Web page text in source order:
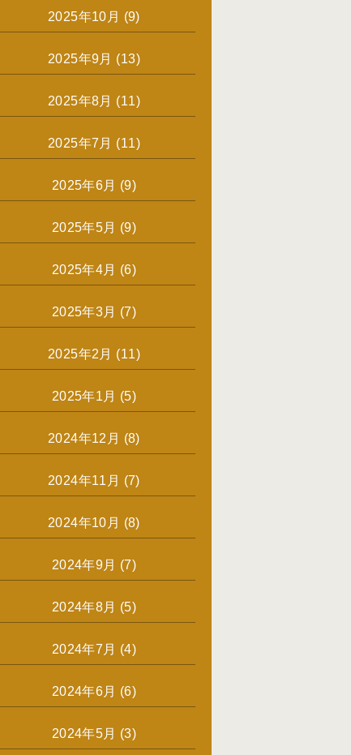
2025年10月 (9)
2025年9月 (13)
2025年8月 (11)
2025年7月 (11)
2025年6月 (9)
2025年5月 (9)
2025年4月 (6)
2025年3月 (7)
2025年2月 (11)
2025年1月 (5)
2024年12月 (8)
2024年11月 (7)
2024年10月 (8)
2024年9月 (7)
2024年8月 (5)
2024年7月 (4)
2024年6月 (6)
2024年5月 (3)